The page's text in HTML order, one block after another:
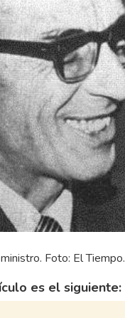
Foto: El Tiempo.
es el siguiente: